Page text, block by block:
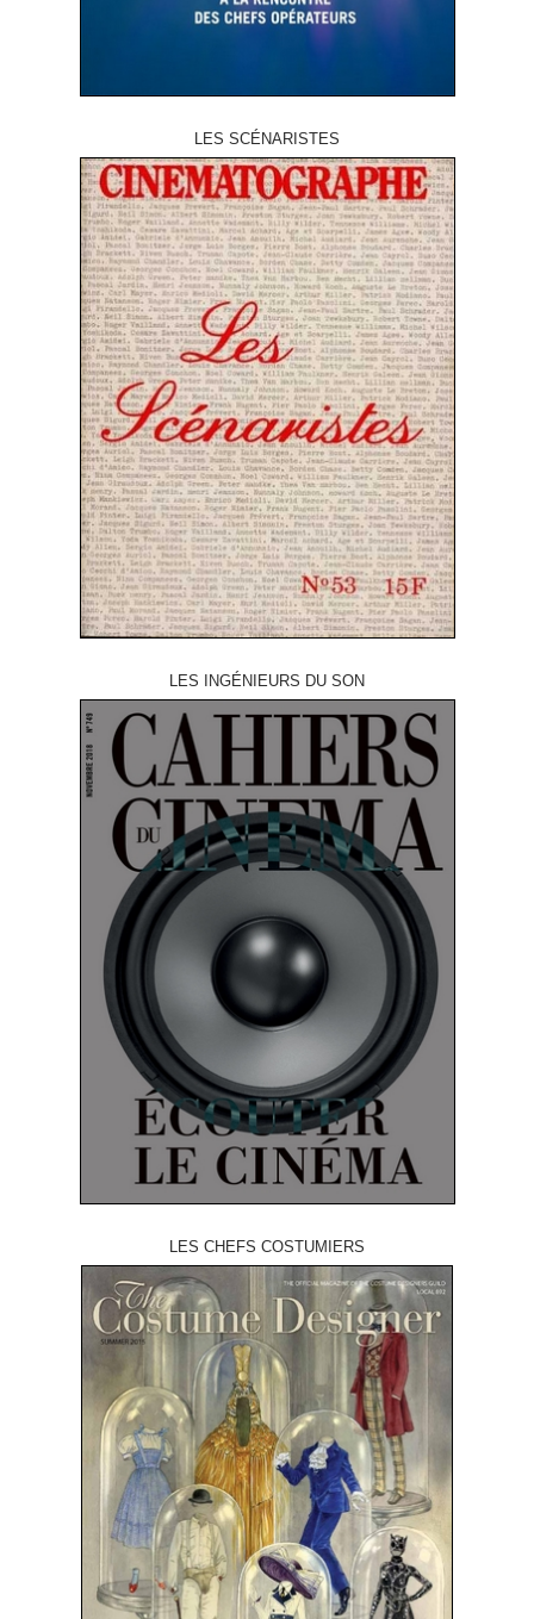
LES SCÉNARISTES
LES INGÉNIEURS DU SON
LES CHEFS COSTUMIERS